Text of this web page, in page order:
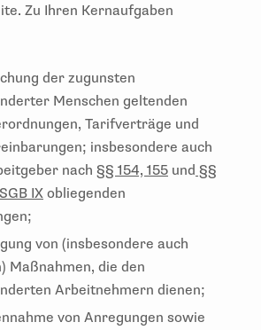
Zu Ihren Kernaufgaben
der zugunsten
Menschen geltenden
Tarifverträge und
insbesondere auch
nach §§ 154, 155 und §§
IXobliegenden
von (insbesondere auch
Maßnahmen, die den
Arbeitnehmern dienen;
von Anregungen sowie